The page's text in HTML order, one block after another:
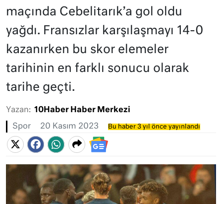
maçında Cebelitarık’a gol oldu
yağdı. Fransızlar karşılaşmayı 14-0
kazanırken bu skor elemeler
tarihinin en farklı sonucu olarak
tarihe geçti.
Yazan: 10Haber Haber Merkezi
Spor 20 Kasım 2023 Bu haber 3 yıl önce yayınlandı